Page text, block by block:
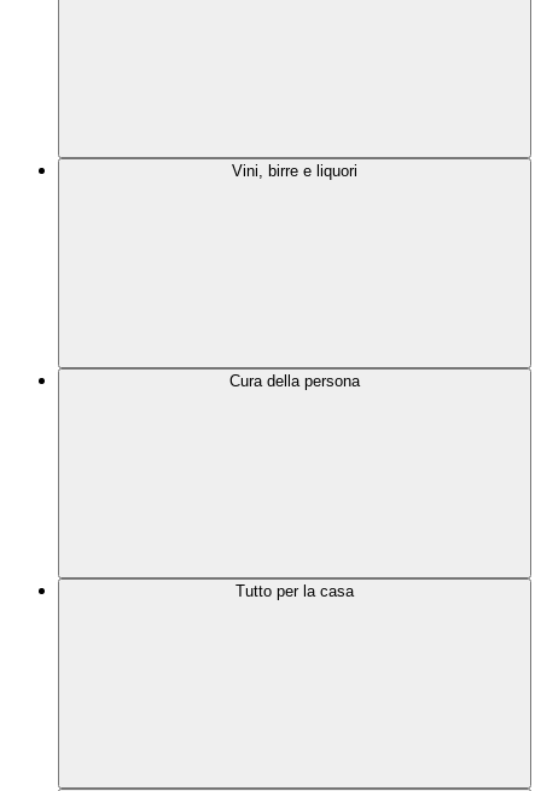
Vini, birre e liquori
Cura della persona
Tutto per la casa